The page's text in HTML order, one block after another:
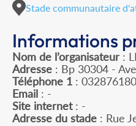
Stade communautaire
Informations
Nom de l’organisateur :
Adresse : Bp 30304 -
Téléphone 1 :
Email : -
Site internet: -
Adresse du stade : Rue